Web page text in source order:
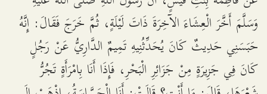
وَسَلَّمَ أَخَّرَ الْعِشَاءَ الآخِرَةَ ذَاتَ لَيْلَةٍ، ثُمَّ خَرَجَ فَقَالَ: إِنَّهُ
حَبَسَنِي حَدِيثٌ كَانَ يُحَدِّثُنِيهِ تَمِيمٌ الدَّارِيُّ عَنْ رَجُلٍ
كَانَ فِي جَزِيرَةٍ مِنْ جَزَائِرِ الْبَحْرِ، فَإِذَا أَنَا بِامْرَأَةٍ تَجُرُّ